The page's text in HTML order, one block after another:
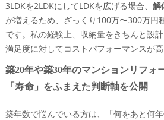
3LDKを2LDKにしてLDKを広げる場合、 解
が増えるため、ざっくり100万〜300万円
です。私の経験上、収納量をきちんと設計
満足度に対してコストパフォーマンスが高
築20年や築30年のマンションリフォ
「寿命」をふまえた判断軸を公開
築年数で悩んでいる方は、「何をあと何